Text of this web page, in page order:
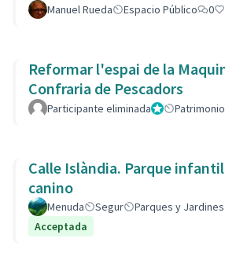
Manuel Rueda Espacio Público 0
Reformar l'espai de la
Confraria de Pescadors
Participante eliminadaAdministrador
Patrimonio
Calle Islàndia. Parque
canino
Menuda Segur Parques y
Acceptada